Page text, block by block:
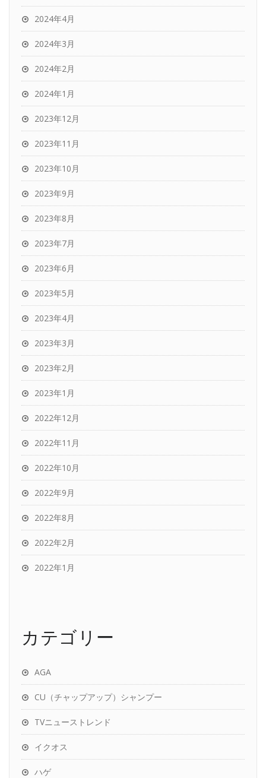
2024年4月
2024年3月
2024年2月
2024年1月
2023年12月
2023年11月
2023年10月
2023年9月
2023年8月
2023年7月
2023年6月
2023年5月
2023年4月
2023年3月
2023年2月
2023年1月
2022年12月
2022年11月
2022年10月
2022年9月
2022年8月
2022年2月
2022年1月
カテゴリー
AGA
CU（チャップアップ）シャンプー
TVニューストレンド
イクオス
ハゲ